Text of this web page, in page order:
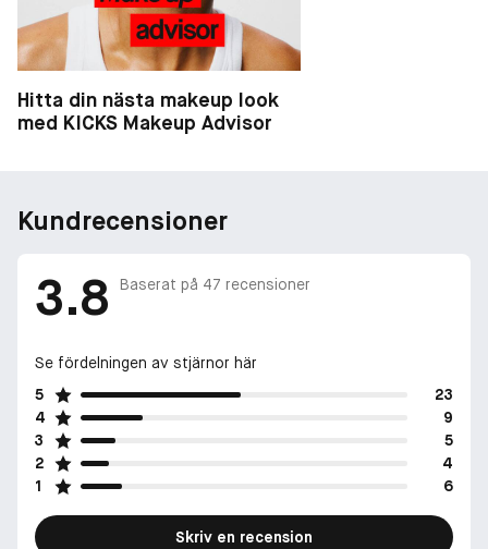
Hitta din nästa makeup look
med KICKS Makeup Advisor
Kundrecensioner
3.8 Baserat på 47 recensioner
Se fördelningen av stjärnor här
5
23
4
9
3
5
2
4
1
6
Skriv en recension